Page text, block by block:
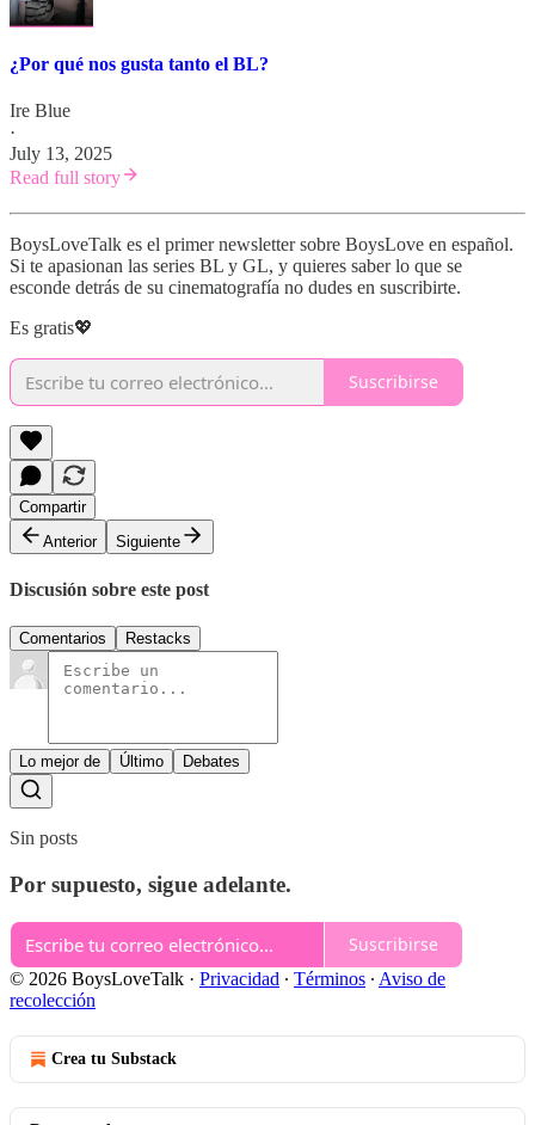
¿Por qué nos gusta tanto el BL?
Ire Blue
·
July 13, 2025
Read full story
BoysLoveTalk es el primer newsletter sobre BoysLove en español.
Si te apasionan las series BL y GL, y quieres saber lo que se
esconde detrás de su cinematografía no dudes en suscribirte.
Es gratis💖
Suscribirse
Compartir
Anterior
Siguiente
Discusión sobre este post
Comentarios Restacks
Lo mejor de Último Debates
Sin posts
Por supuesto, sigue adelante.
Suscribirse
© 2026 BoysLoveTalk · Privacidad ∙ Términos ∙ Aviso de
recolección
Crea tu Substack